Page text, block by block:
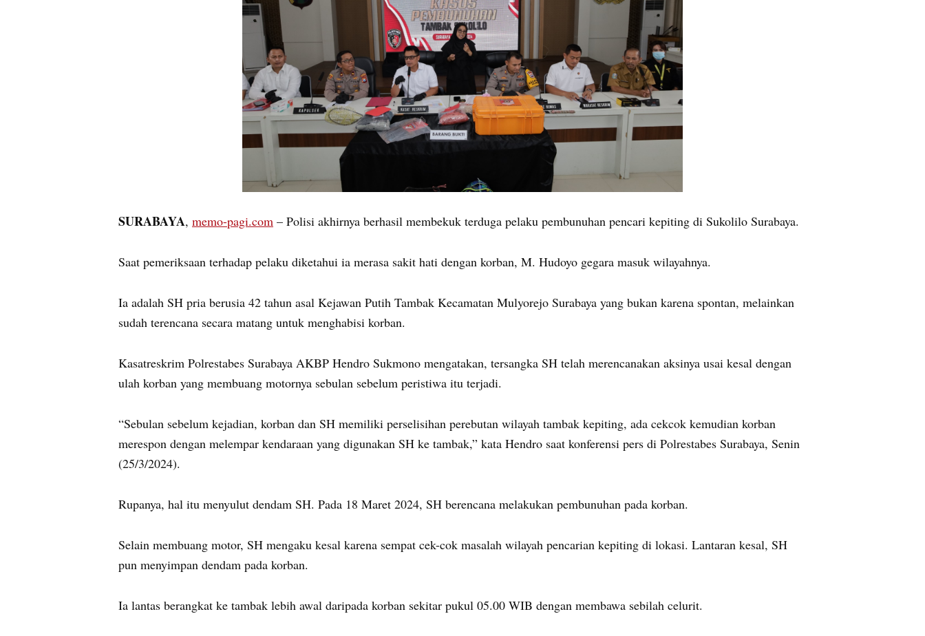
SURABAYA, memo-pagi.com – Polisi akhirnya berhasil membekuk terduga pelaku pembunuhan pencari kepiting di Sukolilo Surabaya.
Saat pemeriksaan terhadap pelaku diketahui ia merasa sakit hati dengan korban, M. Hudoyo gegara masuk wilayahnya.
Ia adalah SH pria berusia 42 tahun asal Kejawan Putih Tambak Kecamatan Mulyorejo Surabaya yang bukan karena spontan, melainkan
sudah terencana secara matang untuk menghabisi korban.
Kasatreskrim Polrestabes Surabaya AKBP Hendro Sukmono mengatakan, tersangka SH telah merencanakan aksinya usai kesal dengan
ulah korban yang membuang motornya sebulan sebelum peristiwa itu terjadi.
“Sebulan sebelum kejadian, korban dan SH memiliki perselisihan perebutan wilayah tambak kepiting, ada cekcok kemudian korban
merespon dengan melempar kendaraan yang digunakan SH ke tambak,” kata Hendro saat konferensi pers di Polrestabes Surabaya, Senin
(25/3/2024).
Rupanya, hal itu menyulut dendam SH. Pada 18 Maret 2024, SH berencana melakukan pembunuhan pada korban.
Selain membuang motor, SH mengaku kesal karena sempat cek-cok masalah wilayah pencarian kepiting di lokasi. Lantaran kesal, SH
pun menyimpan dendam pada korban.
Ia lantas berangkat ke tambak lebih awal daripada korban sekitar pukul 05.00 WIB dengan membawa sebilah celurit.